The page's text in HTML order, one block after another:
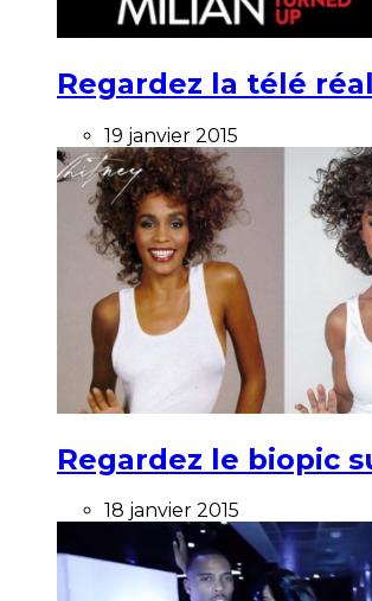
Regardez la télé
19 janvier 2015
Regardez le biopic
18 janvier 2015